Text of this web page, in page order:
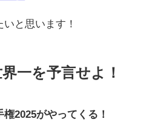
と思います！
一を予言せよ！
2025がやってくる！